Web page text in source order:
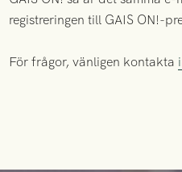
registreringen till GAIS ON!-
För frågor, vänligen kontakta